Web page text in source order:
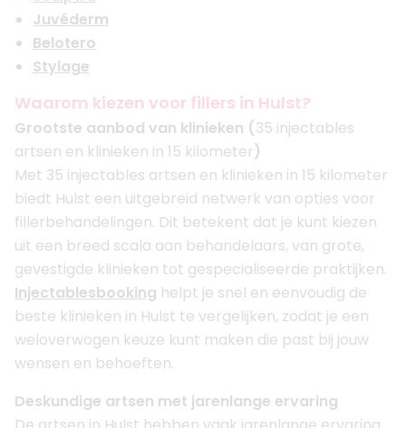
Juvéderm
Belotero
Stylage
Waarom kiezen voor fillers in Hulst?
Grootste aanbod van klinieken (35 injectables
artsen en klinieken in 15 kilometer)
Met 35 injectables artsen en klinieken in 15 kilometer
biedt Hulst een uitgebreid netwerk van opties voor
fillerbehandelingen. Dit betekent dat je kunt kiezen
uit een breed scala aan behandelaars, van grote,
gevestigde klinieken tot gespecialiseerde praktijken.
Injectablesbooking helpt je snel en eenvoudig de
beste klinieken in Hulst te vergelijken, zodat je een
weloverwogen keuze kunt maken die past bij jouw
wensen en behoeften.
Deskundige artsen met jarenlange ervaring